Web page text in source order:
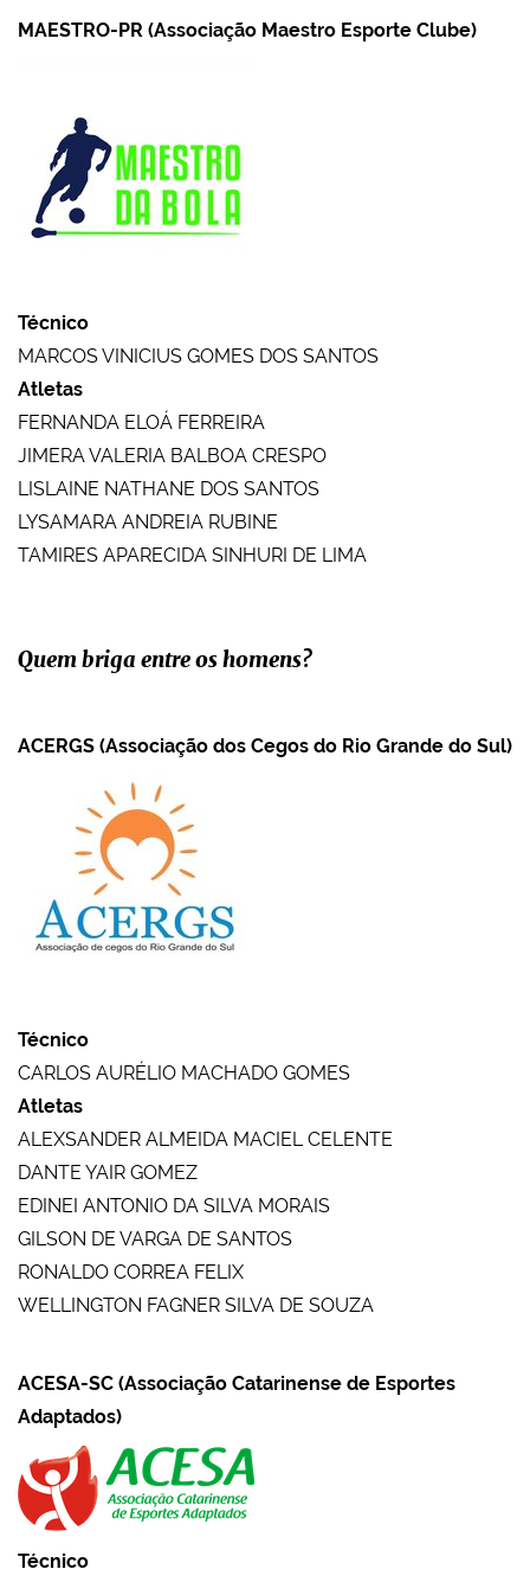
MAESTRO-PR (Associação Maestro Esporte Clube)
Técnico
MARCOS VINICIUS GOMES DOS SANTOS
Atletas
FERNANDA ELOÁ FERREIRA
JIMERA VALERIA BALBOA CRESPO
LISLAINE NATHANE DOS SANTOS
LYSAMARA ANDREIA RUBINE
TAMIRES APARECIDA SINHURI DE LIMA
Quem briga entre os homens?
ACERGS (Associação dos Cegos do Rio Grande do Sul)
Técnico
CARLOS AURÉLIO MACHADO GOMES
Atletas
ALEXSANDER ALMEIDA MACIEL CELENTE
DANTE YAIR GOMEZ
EDINEI ANTONIO DA SILVA MORAIS
GILSON DE VARGA DE SANTOS
RONALDO CORREA FELIX
WELLINGTON FAGNER SILVA DE SOUZA
ACESA-SC (Associação Catarinense de Esportes
Adaptados)
Técnico